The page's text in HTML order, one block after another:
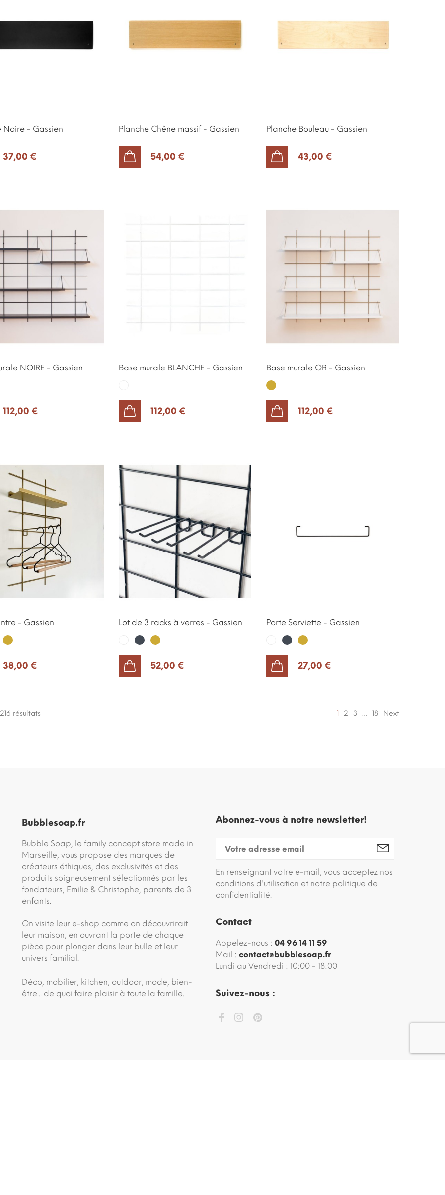
Noire - Gassien
37,00 €
Planche Chêne massif - Gassien
54,00 €
Planche Bouleau - Gassien
43,00 €
NOIRE - Gassien
112,00 €
Base murale BLANCHE - Gassien
112,00 €
Base murale OR - Gassien
Or
112,00 €
- Gassien
Or
38,00 €
Lot de 3 racks à verres - Gassien
BlancNoirOr
52,00 €
Porte Serviette - Gassien
BlancNoirOr
27,00 €
résultats 1 2 3 … 18 Next
Bubblesoap.fr
Bubble Soap, le family concept store made in
Marseille, vous propose des marques de
créateurs éthiques, des exclusivités et des
produits soigneusement sélectionnés par les
fondateurs, Emilie & Christophe, parents de 3
enfants.
On visite leur e-shop comme on découvrirait
leur maison, en ouvrant la porte de chaque
pièce pour plonger dans leur bulle et leur
univers familial.
Déco, mobilier, kitchen, outdoor, mode, bien-
être... de quoi faire plaisir à toute la famille.
Abonnez-vous à notre newsletter!
En renseignant votre e-mail, vous acceptez nos
conditions d'utilisation et notre politique de
confidentialité.
Contact
Appelez-nous : 04 96 14 11 59
Mail : contact@bubblesoap.fr
Lundi au Vendredi : 10:00 - 18:00
Suivez-nous :